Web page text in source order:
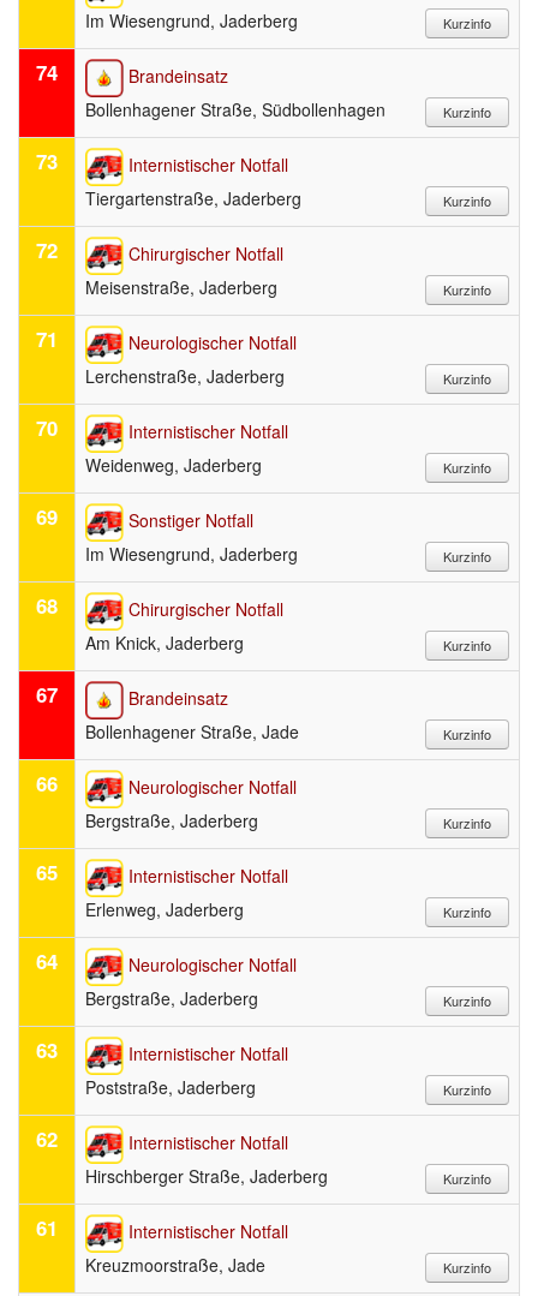
Im Wiesengrund, Jaderberg
74
Brandeinsatz
Bollenhagener Straße, Südbollenhagen
73
Internistischer Notfall
Tiergartenstraße, Jaderberg
72
Chirurgischer Notfall
Meisenstraße, Jaderberg
71
Neurologischer Notfall
Lerchenstraße, Jaderberg
70
Internistischer Notfall
Weidenweg, Jaderberg
69
Sonstiger Notfall
Im Wiesengrund, Jaderberg
68
Chirurgischer Notfall
Am Knick, Jaderberg
67
Brandeinsatz
Bollenhagener Straße, Jade
66
Neurologischer Notfall
Bergstraße, Jaderberg
65
Internistischer Notfall
Erlenweg, Jaderberg
64
Neurologischer Notfall
Bergstraße, Jaderberg
63
Internistischer Notfall
Poststraße, Jaderberg
62
Internistischer Notfall
Hirschberger Straße, Jaderberg
61
Internistischer Notfall
Kreuzmoorstraße, Jade